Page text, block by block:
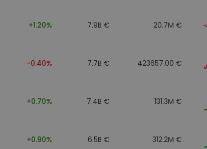
+1.20% 7.9B € 20.7M €
-0.40% 7.7B € 423657.00 €
+0.70% 7.4B € 131.3M €
+0.90% 6.5B € 312.2M €